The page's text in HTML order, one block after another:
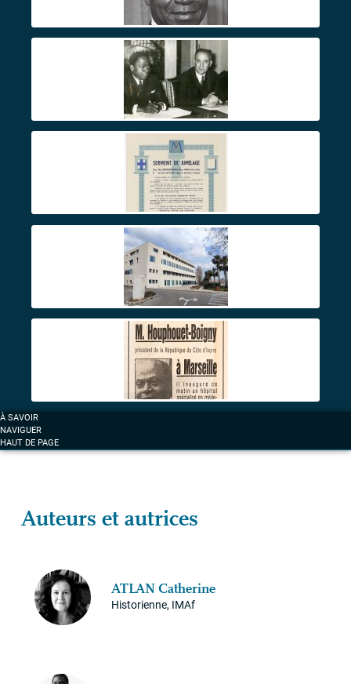
À SAVOIR
NAVIGUER
HAUT DE PAGE
Auteurs et autrices
ATLANCatherine
Historienne, IMAf